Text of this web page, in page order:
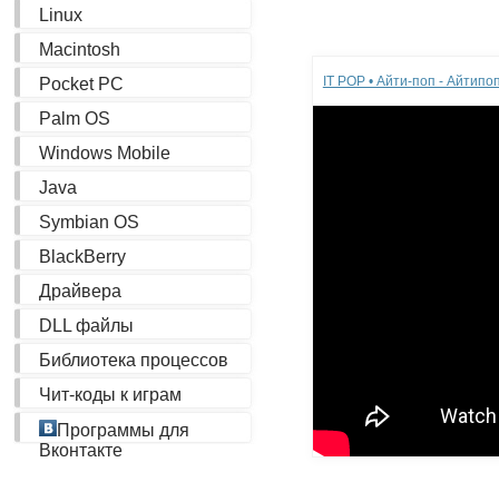
Linux
Macintosh
Pocket PC
Palm OS
Windows Mobile
Java
Symbian OS
BlackBerry
Драйвера
DLL файлы
Библиотека процессов
Чит-коды к играм
Программы для
Вконтакте
IT POP • Айти-поп -